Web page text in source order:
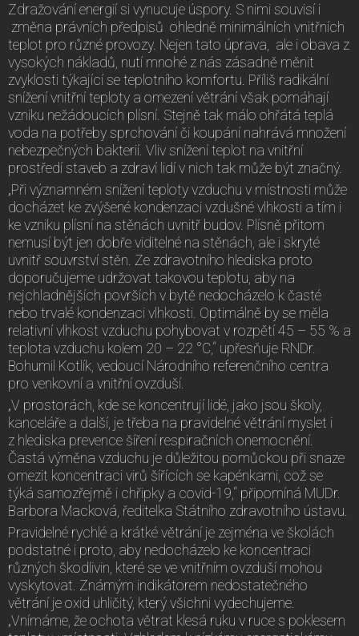
Zdražování energií si vynucuje úspory. S nimi souvisí i
změna právních předpisů ohledně minimálních vnitřních
teplot pro různé provozy. Nejen tato úprava, ale i obava z
vysokých nákladů, nutí mnohé z nás zásadně měnit
zvyklosti týkající se teplotního komfortu. Příliš radikální
snížení vnitřní teploty a omezení větrání však pomáhají
vzniku nežádoucích plísní. Stejně tak málo ohřátá teplá
voda na potřeby sprchování či koupání nahrává množení
nebezpečných bakterií. Vliv snížení teplot na vnitřní
prostředí staveb a zdraví lidí v nich tak může být značný.
„Při významném snížení teploty vzduchu v místnosti může
docházet ke zvýšené kondenzaci vzdušné vlhkosti a tím i
ke vzniku plísní na stěnách uvnitř budov. Plísně přitom
nemusí být jen dobře viditelné na stěnách, ale i skryté
uvnitř souvrství stěn. Ze zdravotního hlediska proto
doporučujeme udržovat takovou teplotu, aby na
nejchladnějších površích v bytě nedocházelo k časté
nebo trvalé kondenzaci vlhkosti. Optimálně by se měla
relativní vlhkost vzduchu pohybovat v rozpětí 45 – 55 % a
teplota vzduchu kolem 20 – 22 °C,“ upřesňuje RNDr.
Bohumil Kotlík, vedoucí Národního referenčního centra
pro venkovní a vnitřní ovzduší.
„V prostorách, kde se koncentrují lidé, jako jsou školy,
kanceláře a další, je třeba na pravidelné větrání myslet i
z hlediska prevence šíření respiračních onemocnění.
Častá výměna vzduchu je důležitou pomůckou při snaze
omezit koncentraci virů šířících se kapénkami, což se
týká samozřejmě i chřipky a covid-19,“ připomíná MUDr.
Barbora Macková, ředitelka Státního zdravotního ústavu.
Pravidelné rychlé a krátké větrání je zejména ve školách
podstatné i proto, aby nedocházelo ke koncentraci
různých škodlivin, které se ve vnitřním ovzduší mohou
vyskytovat. Známým indikátorem nedostatečného
větrání je oxid uhličitý, který všichni vydechujeme.
„Vnímáme, že ochota větrat klesá ruku v ruce s poklesem